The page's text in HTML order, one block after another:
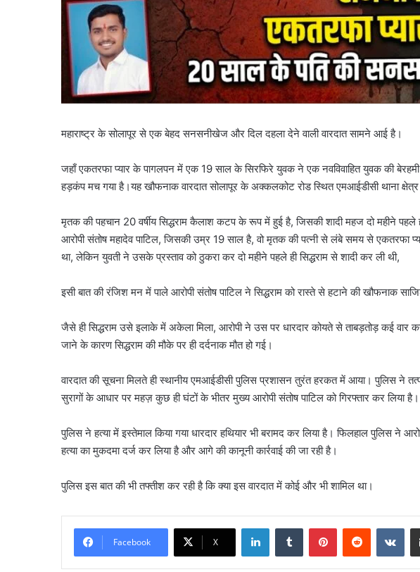
महाराष्ट्र के सोलापूर से एक बेहद सनसनीखेज और दिल दहला देने वाली वारदात सामने आई है।
जहाँ एकतरफा प्यार के पागलपन में एक 19 साल के सिरफिरे युवक ने एक नवविवाहित युवक की
हड़कंप मच गया है।यह खौफनाक वारदात सोलापूर के अक्कलकोट रोड स्थित एमआईडीसी थाना
मृतक की पहचान 20 वर्षीय सिद्धराम कैलाश कटप के रूप में हुई है, जिसकी शादी महज दो महीने पहले
आरोपी संतोष महादेव पाटिल, जिसकी उम्र 19 साल है, वो मृतक की पत्नी से लंबे समय से एकतरफा
था, लेकिन युवती ने उसके प्रस्ताव को ठुकरा कर दो महीने पहले ही सिद्धराम से शादी कर ली थी,
इसी बात की रंजिश मन में पाले आरोपी संतोष पाटिल ने सिद्धराम को रास्ते से हटाने की खौफनाक
जैसे ही सिद्धराम उसे इलाके में अकेला मिला, आरोपी ने उस पर धारदार कोयते से ताबड़तोड़ कई
जाने के कारण सिद्धराम की मौके पर ही दर्दनाक मौत हो गई।
वारदात की सूचना मिलते ही स्थानीय एमआईडीसी पुलिस प्रशासन तुरंत हरकत में आया। पुलिस ने
सुरागों के आधार पर महज़ कुछ ही घंटों के भीतर मुख्य आरोपी संतोष पाटिल को गिरफ्तार कर लिया है।
पुलिस ने हत्या में इस्तेमाल किया गया धारदार हथियार भी बरामद कर लिया है। फिलहाल पुलिस ने
हत्या का मुकदमा दर्ज कर लिया है और आगे की कानूनी कार्रवाई की जा रही है।
पुलिस इस बात की भी तफ्तीश कर रही है कि क्या इस वारदात में कोई और भी शामिल था।
Facebook X